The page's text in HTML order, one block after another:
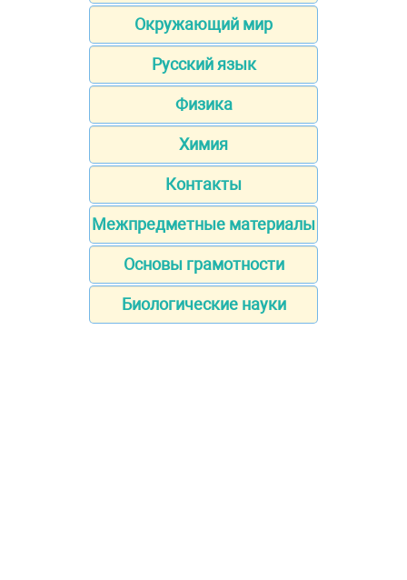
Окружающий мир
Русский язык
Физика
Химия
Контакты
Межпредметные материалы
Основы грамотности
Биологические науки